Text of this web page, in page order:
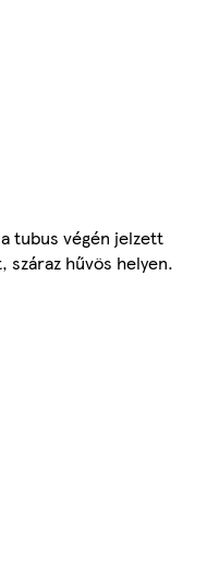
tubus végén jelzett
hűvös helyen.